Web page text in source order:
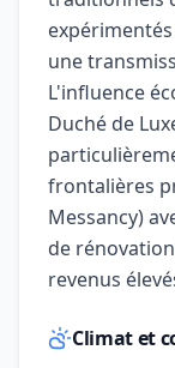
une
L'influence
Duché de
frontalières
Messancy)
de
revenus
Climat et